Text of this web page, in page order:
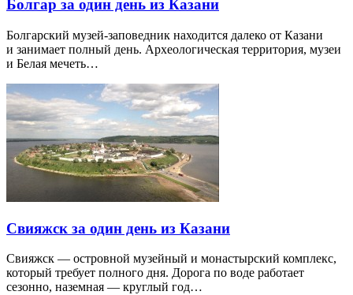
Болгар за один день из Казани
Болгарский музей-заповедник находится далеко от Казани
и занимает полный день. Археологическая территория, музеи
и Белая мечеть…
Свияжск за один день из Казани
Свияжск — островной музейный и монастырский комплекс,
который требует полного дня. Дорога по воде работает
сезонно, наземная — круглый год…